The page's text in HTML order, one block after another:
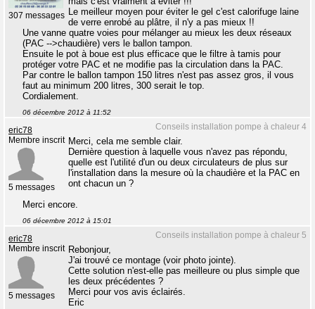
307 messages Le meilleur moyen pour éviter le gel c'est calorifuge laine
de verre enrobé au plâtre, il n'y a pas mieux !!
Une vanne quatre voies pour mélanger au mieux les deux réseaux
(PAC -->chaudière) vers le ballon tampon.
Ensuite le pot à boue est plus efficace que le filtre à tamis pour
protéger votre PAC et ne modifie pas la circulation dans la PAC.
Par contre le ballon tampon 150 litres n'est pas assez gros, il vous
faut au minimum 200 litres, 300 serait le top.
Cordialement.
06 décembre 2012 à 11:52
Conseils installation pompe à chaleur 4
eric78
Membre inscrit
5 messages
Merci, cela me semble clair.
Dernière question à laquelle vous n'avez pas répondu,
quelle est l'utilité d'un ou deux circulateurs de plus sur
l'installation dans la mesure où la chaudière et la PAC en
ont chacun un ?
Merci encore.
06 décembre 2012 à 15:01
Conseils installation pompe à chaleur 5
eric78
Membre inscrit
5 messages
Rebonjour,
J'ai trouvé ce montage (voir photo jointe).
Cette solution n'est-elle pas meilleure ou plus simple que
les deux précédentes ?
Merci pour vos avis éclairés.
Eric